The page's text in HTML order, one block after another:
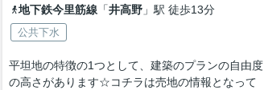
地下鉄今里筋線「井高野」駅 徒歩13分
公共下水
平坦地の特徴の1つとして、建築のプランの自由度
の高さがあります☆コチラは売地の情報となって